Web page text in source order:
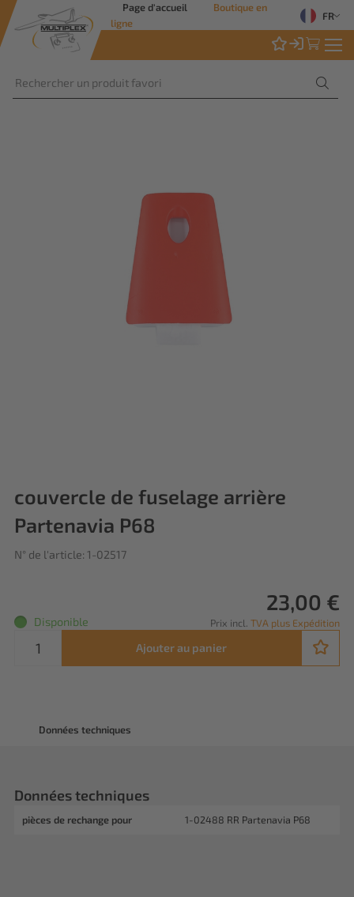
Page d'accueil
Boutique en
ligne
FR
couvercle de fuselage arrière
Partenavia P68
N° de l'article: 1-02517
23,00 €
Prix incl. TVA plus Expédition
Disponible
Ajouter au panier
Données techniques
Données techniques
pièces de rechange pour 1-02488 RR Partenavia P68